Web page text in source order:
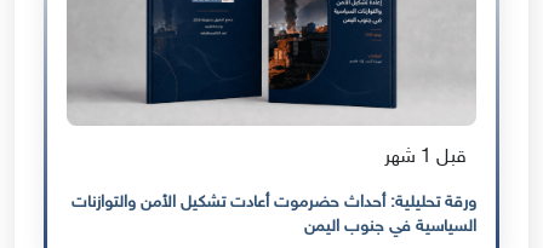
قبل 1 شهر
ورقة تحليلية: أحداث حضرموت أعادت تشكيل الأمن والتوازنات
السياسية في جنوب اليمن